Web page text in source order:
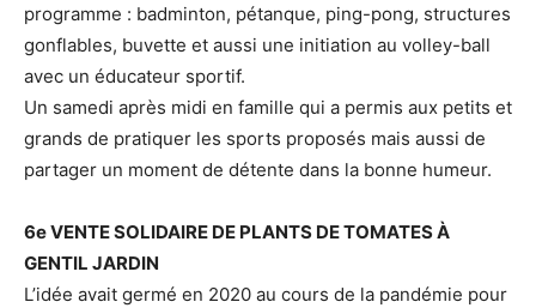
programme : badminton, pétanque, ping-pong, structures
gonflables, buvette et aussi une initiation au volley-ball
avec un éducateur sportif.
Un samedi après midi en famille qui a permis aux petits et
grands de pratiquer les sports proposés mais aussi de
partager un moment de détente dans la bonne humeur.
6e VENTE SOLIDAIRE DE PLANTS DE TOMATES À
GENTIL JARDIN
L’idée avait germé en 2020 au cours de la pandémie pour